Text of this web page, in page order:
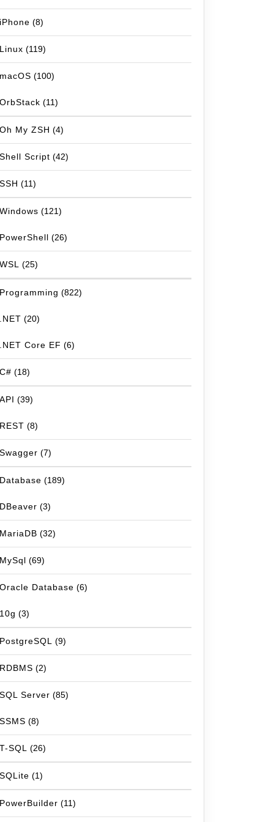
iPhone (8)
Linux (119)
macOS (100)
OrbStack (11)
Oh My ZSH (4)
Shell Script (42)
SSH (11)
Windows (121)
PowerShell (26)
WSL (25)
Programming (822)
.NET (20)
.NET Core EF (6)
C# (18)
API (39)
REST (8)
Swagger (7)
Database (189)
DBeaver (3)
MariaDB (32)
MySql (69)
Oracle Database (6)
10g (3)
PostgreSQL (9)
RDBMS (2)
SQL Server (85)
SSMS (8)
T-SQL (26)
SQLite (1)
PowerBuilder (11)